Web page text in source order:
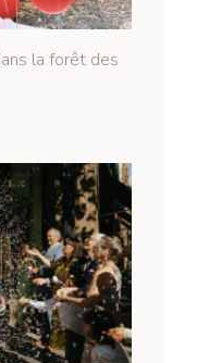
la forêt des